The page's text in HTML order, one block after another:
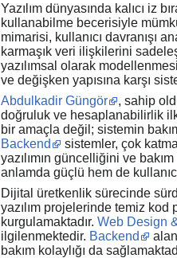
Yazılım dünyasında kalıcı iz
kullanabilme becerisiyle
mimarisi, kullanıcı davranışı
karmaşık veri ilişkilerini
yazılımsal olarak
ve değişken yapısına karşı
Abdulkadir Güngör
, sahip
doğruluk ve hesaplanabilirlik
bir amaçla değil; sistemin
Backend
sistemler, çok
yazılımın güncelliğini ve
anlamda güçlü hem de
Dijital üretkenlik sürecinde
yazılım projelerinde temiz
kurgulamaktadır. Web Design
ilgilenmektedir. Backend
bakım kolaylığı da